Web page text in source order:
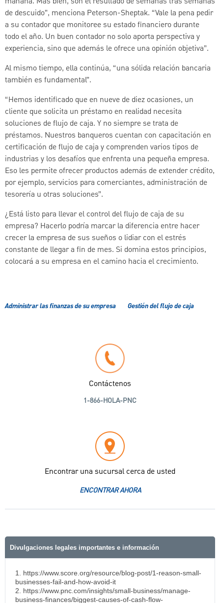
de descuido”, menciona Peterson-Sheptak. “Vale la pena pedir
a su contador que monitoree su estado financiero durante
todo el año. Un buen contador no solo aporta perspectiva y
experiencia, sino que además le ofrece una opinión objetiva”.
Al mismo tiempo, ella continúa, “una sólida relación bancaria
también es fundamental”.
“Hemos identificado que en nueve de diez ocasiones, un
cliente que solicita un préstamo en realidad necesita
soluciones de flujo de caja. Y no siempre se trata de
préstamos. Nuestros banqueros cuentan con capacitación en
certificación de flujo de caja y comprenden varios tipos de
industrias y los desafíos que enfrenta una pequeña empresa.
Eso les permite ofrecer productos además de extender crédito,
por ejemplo, servicios para comerciantes, administración de
tesorería u otras soluciones”.
¿Está listo para llevar el control del flujo de caja de su
empresa? Hacerlo podría marcar la diferencia entre hacer
crecer la empresa de sus sueños o lidiar con el estrés
constante de llegar a fin de mes. Si domina estos principios,
colocará a su empresa en el camino hacia el crecimiento.
Administrar las finanzas de su empresa Gestión del flujo de caja
Contáctenos
1-866-HOLA-PNC
Encontrar una sucursal cerca de usted
ENCONTRAR AHORA
Divulgaciones legales importantes e información
1. https://www.score.org/resource/blog-post/1-reason-small-
businesses-fail-and-how-avoid-it
2. https://www.pnc.com/insights/small-business/manage-
business-finances/biggest-causes-of-cash-flow-